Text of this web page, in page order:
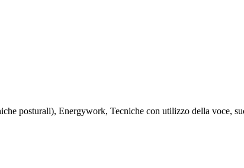
posturali), Energywork, Tecniche con utilizzo della voce,